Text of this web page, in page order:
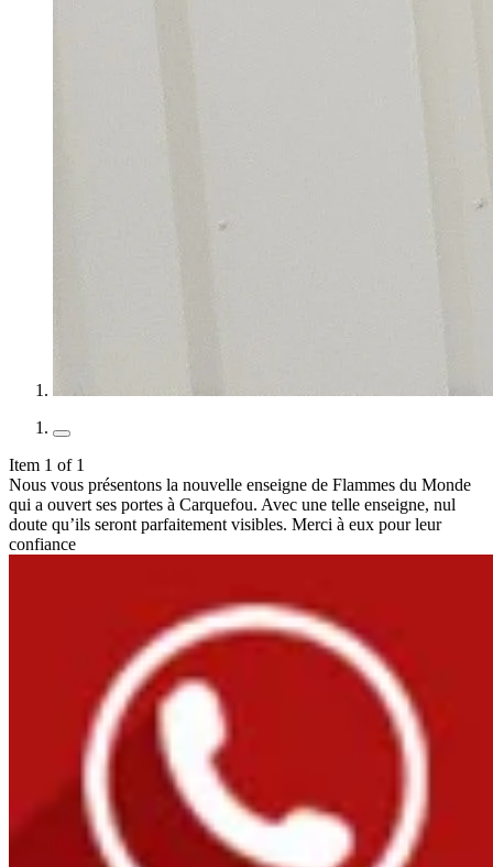
Item 1 of 1
Nous vous présentons la nouvelle enseigne de Flammes du Monde
qui a ouvert ses portes à Carquefou. Avec une telle enseigne, nul
doute qu’ils seront parfaitement visibles. Merci à eux pour leur
confiance